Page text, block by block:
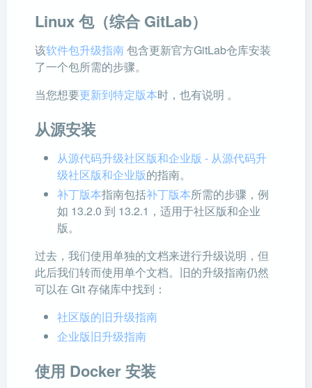
Linux 包（综合 GitLab）
该软件包升级指南包含更新官方GitLab仓库安装
了一个包所需的步骤。
当您想要更新到特定版本时，也有说明 。
从源安装
从源代码升级社区版和企业版 - 从源代码升
级社区版和企业版的指南。
补丁版本指南包括补丁版本所需的步骤，例
如 13.2.0 到 13.2.1，适用于社区版和企业
版。
过去，我们使用单独的文档来进行升级说明，但
此后我们转而使用单个文档。旧的升级指南仍然
可以在 Git 存储库中找到：
社区版的旧升级指南
企业版旧升级指南
使用 Docker 安装